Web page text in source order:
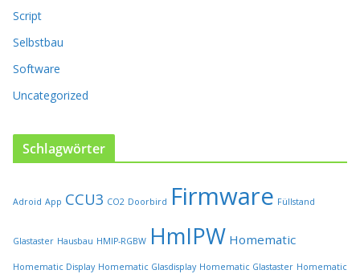
e
i
t
g
e
l
d
e
Script
Selbstbau
Software
Uncategorized
Schlagwörter
Adroid App CCU3 CO2 Doorbird Firmware Füllstand
Glastaster Hausbau HMIP-RGBW HmIPW Homematic
Homematic Display Homematic Glasdisplay Homematic Glastaster Homematic